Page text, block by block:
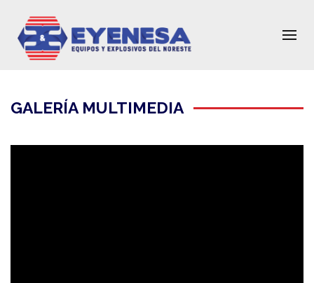
GALERÍA MULTIMEDIA